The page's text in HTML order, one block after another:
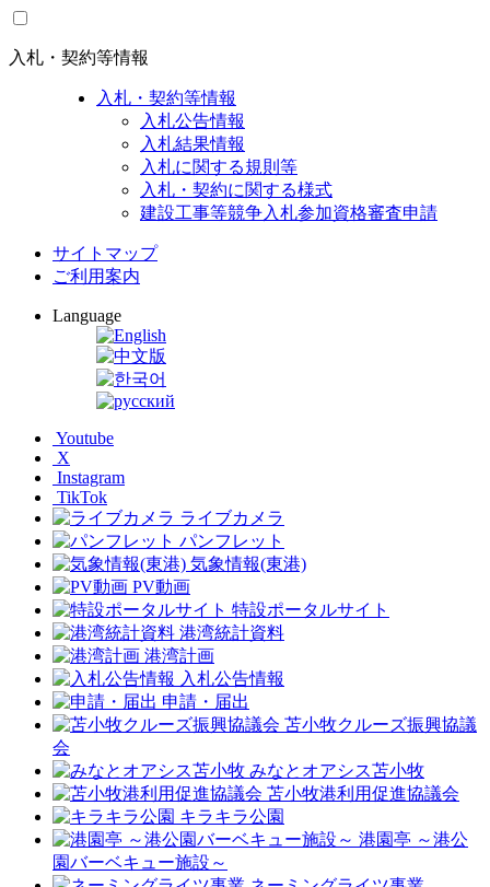
入札・契約等情報
入札・契約等情報
入札公告情報
入札結果情報
入札に関する規則等
入札・契約に関する様式
建設工事等競争入札参加資格審査申請
サイトマップ
ご利用案内
Language
Youtube
X
Instagram
TikTok
ライブカメラ
パンフレット
気象情報(東港)
PV動画
特設ポータルサイト
港湾統計資料
港湾計画
入札公告情報
申請・届出
苫小牧クルーズ振興協議
会
みなとオアシス苫小牧
苫小牧港利用促進協議会
キラキラ公園
港園亭 ～港公
園バーベキュー施設～